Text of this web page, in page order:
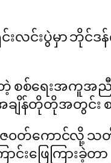
လင်းပွဲမှာ ဘိုင်
ရေးအကူအညီဟ
န်တိုတိုအတွင်း စ
တ်ကောင်လို့ သ
းဖြေကြားခဲ့တ